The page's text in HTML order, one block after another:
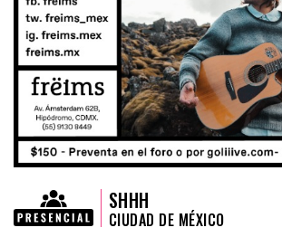
SHHH
CIUDAD DE MÉXICO